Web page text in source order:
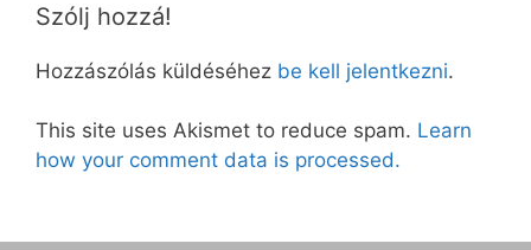
Szólj hozzá!
Hozzászólás küldéséhez be kell jelentkezni.
This site uses Akismet to reduce spam. Learn
how your comment data is processed.